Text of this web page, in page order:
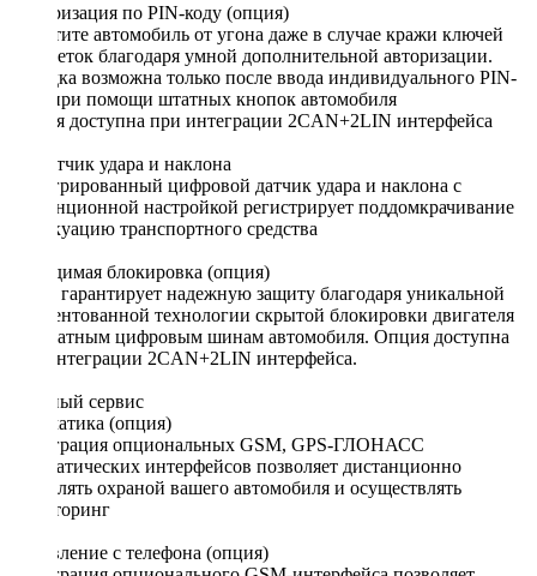
Авторизация по PIN-коду (опция)
Защитите автомобиль от угона даже в случае кражи ключей
или меток благодаря умной дополнительной авторизации.
Поездка возможна только после ввода индивидуального PIN-
кода при помощи штатных кнопок автомобиля
Опция доступна при интеграции 2CAN+2LIN интерфейса
3D датчик удара и наклона
Интегрированный цифровой датчик удара и наклона с
дистанционной настройкой регистрирует поддомкрачивание
и эвакуацию транспортного средства
Невидимая блокировка (опция)
iCAN гарантирует надежную защиту благодаря уникальной
запатентованной технологии скрытой блокировки двигателя
по штатным цифровым шинам автомобиля. Опция доступна
при интеграции 2CAN+2LIN интерфейса.
Удобный сервис
Телематика (опция)
Интеграция опциональных GSM, GPS-ГЛОНАСС
телематических интерфейсов позволяет дистанционно
управлять охраной вашего автомобиля и осуществлять
мониторинг
Управление с телефона (опция)